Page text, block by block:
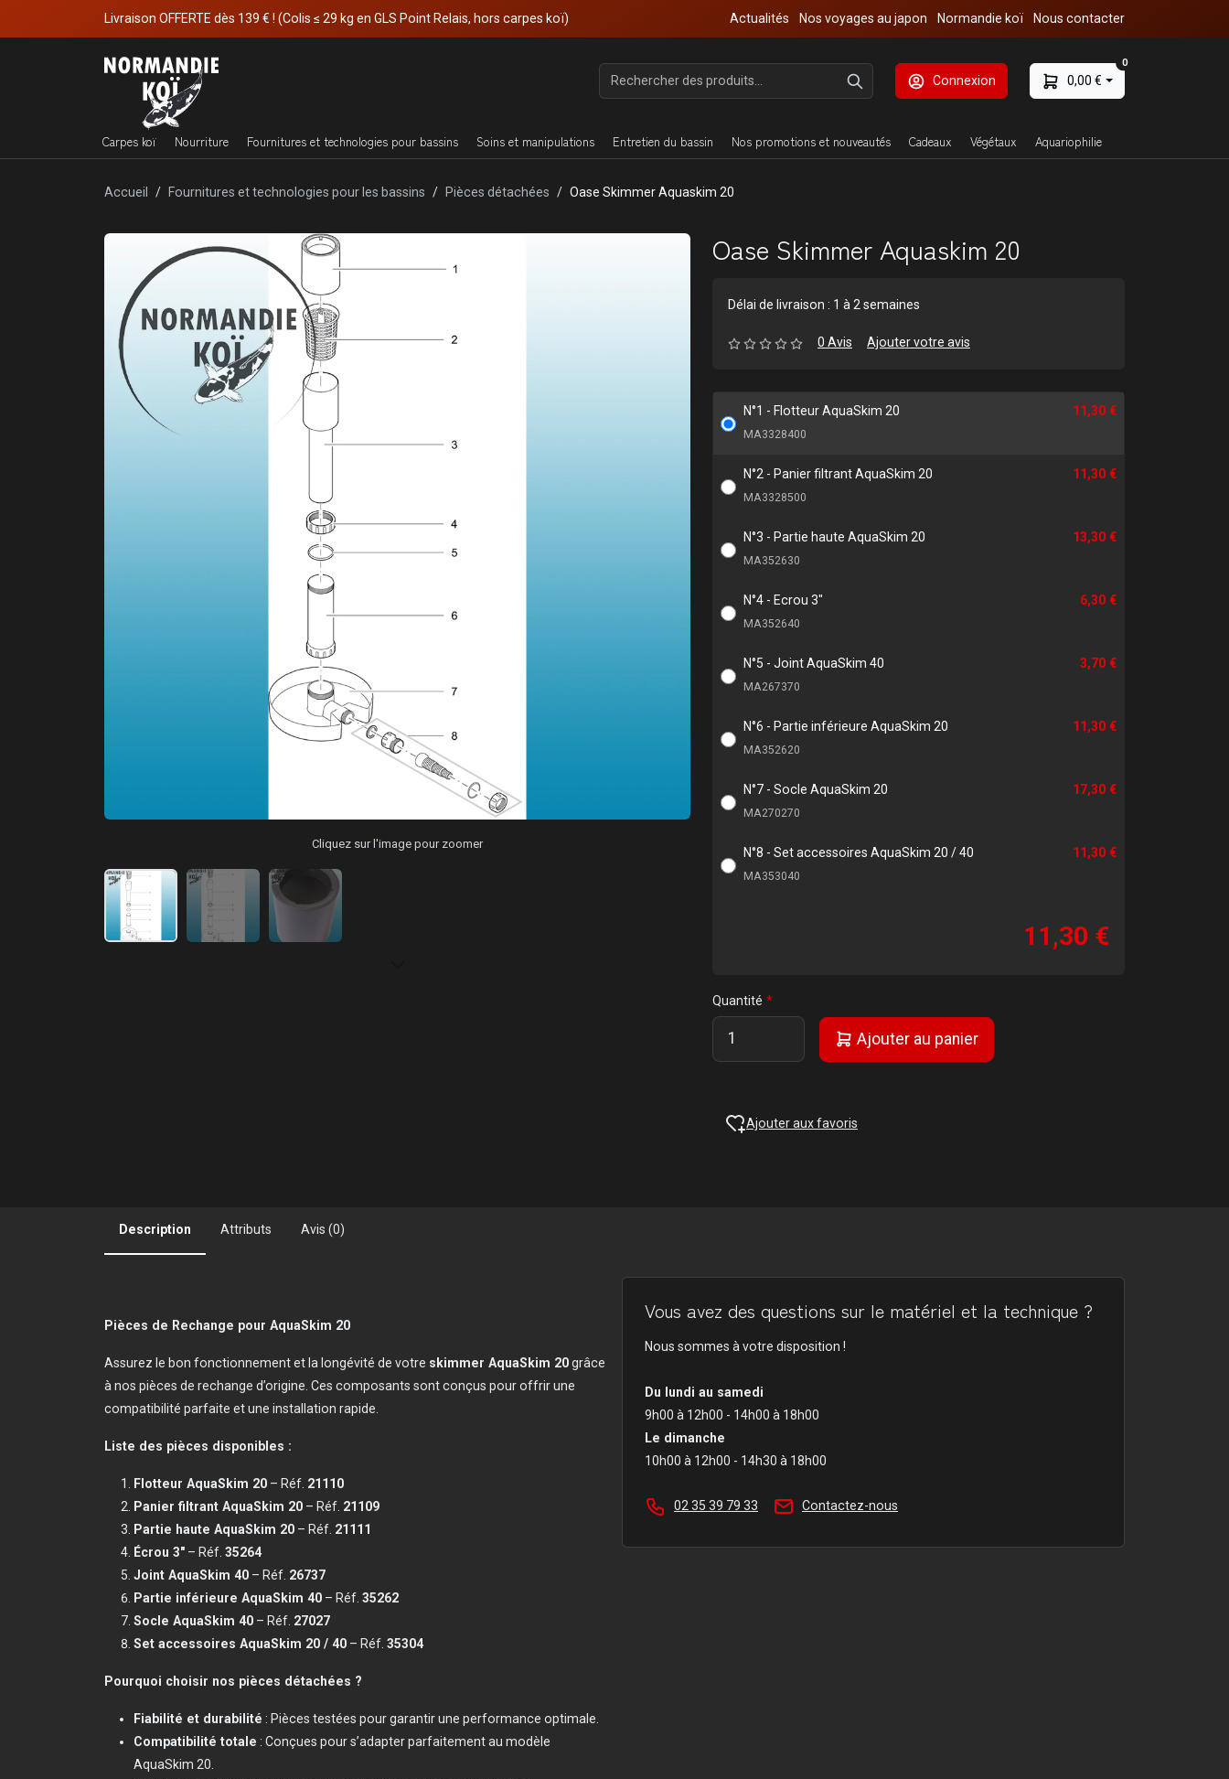
Livraison OFFERTE dès 139 € ! (Colis ≤ 29 kg en GLS Point Relais, hors carpes koï) Actualités Nos voyages au japon Normandie koï Nous contacter
Connexion 0,00 €
0
Carpes koï Nourriture Fournitures et technologies pour bassins Soins et manipulations Entretien du bassin Nos promotions et nouveautés Cadeaux Végétaux Aquariophilie
Accueil Fournitures et technologies pour les bassins Pièces détachées Oase Skimmer Aquaskim 20
Cliquez sur l'image pour zoomer
Oase Skimmer Aquaskim 20
Délai de livraison : 1 à 2 semaines
0 Avis Ajouter votre avis
N°1 - Flotteur AquaSkim 20
MA3328400
11,30 €
N°2 - Panier filtrant AquaSkim 20
MA3328500
11,30 €
N°3 - Partie haute AquaSkim 20
MA352630
13,30 €
N°4 - Ecrou 3"
MA352640
6,30 €
N°5 - Joint AquaSkim 40
MA267370
3,70 €
N°6 - Partie inférieure AquaSkim 20
MA352620
11,30 €
N°7 - Socle AquaSkim 20
MA270270
17,30 €
N°8 - Set accessoires AquaSkim 20 / 40
MA353040
11,30 €
11,30 €
Quantité
Ajouter au panier
Ajouter aux favoris
Description Attributs Avis (0)
Pièces de Rechange pour AquaSkim 20
Assurez le bon fonctionnement et la longévité de votre skimmer AquaSkim 20grâce
à nos pièces de rechange d’origine. Ces composants sont conçus pour offrir une
compatibilité parfaite et une installation rapide.
Liste des pièces disponibles :
Flotteur AquaSkim 20 – Réf. 21110
Panier filtrant AquaSkim 20 – Réf. 21109
Partie haute AquaSkim 20 – Réf. 21111
Écrou 3" – Réf. 35264
Joint AquaSkim 40 – Réf. 26737
Partie inférieure AquaSkim 40 – Réf. 35262
Socle AquaSkim 40 – Réf. 27027
Set accessoires AquaSkim 20 / 40 – Réf. 35304
Pourquoi choisir nos pièces détachées ?
Fiabilité et durabilité : Pièces testées pour garantir une performance optimale.
Compatibilité totale : Conçues pour s’adapter parfaitement au modèle
AquaSkim 20.
Vous avez des questions sur le matériel et la technique ?
Nous sommes à votre disposition !
Du lundi au samedi
9h00 à 12h00 - 14h00 à 18h00
Le dimanche
10h00 à 12h00 - 14h30 à 18h00
02 35 39 79 33 Contactez-nous